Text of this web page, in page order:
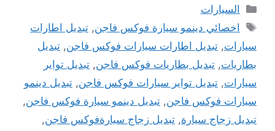
التصنيفات
السيارات
الوسوم
اخصائي دينمو سيارة فوكس فاجن,تبديل اطارات
سيارات, تبديل اطارات سيارات فوكس فاجن, تبديل
بطاريات, تبديل بطاريات فوكس فاجن, تبديل تواير
سيارات, تبديل تواير سيارات فوكس فاجن, تبديل دينمو
سيارات فوكس فاجن, تبديل دينمو سيارة فوكس فاجن,
تبديل زجاج سيارة, تبديل زجاج سيارةفوكس فاجن,